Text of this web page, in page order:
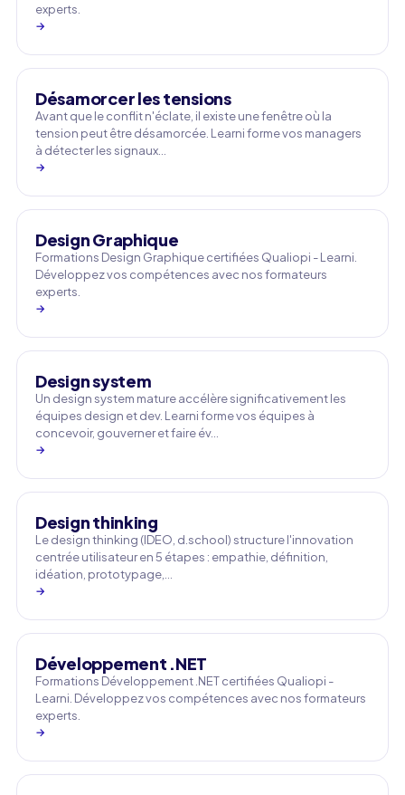
experts.
→
Désamorcer les tensions
Avant que le conflit n'éclate, il existe une fenêtre où la
tension peut être désamorcée. Learni forme vos managers
à détecter les signaux…
→
Design Graphique
Formations Design Graphique certifiées Qualiopi - Learni.
Développez vos compétences avec nos formateurs
experts.
→
Design system
Un design system mature accélère significativement les
équipes design et dev. Learni forme vos équipes à
concevoir, gouverner et faire év…
→
Design thinking
Le design thinking (IDEO, d.school) structure l'innovation
centrée utilisateur en 5 étapes : empathie, définition,
idéation, prototypage,…
→
Développement .NET
Formations Développement .NET certifiées Qualiopi -
Learni. Développez vos compétences avec nos formateurs
experts.
→